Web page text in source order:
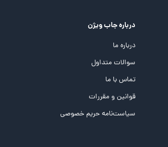
درباره جاب ویژن
درباره ما
سوالات متداول
تماس با ما
قوانین و مقررات
سیاست‌نامه حریم خصوصی